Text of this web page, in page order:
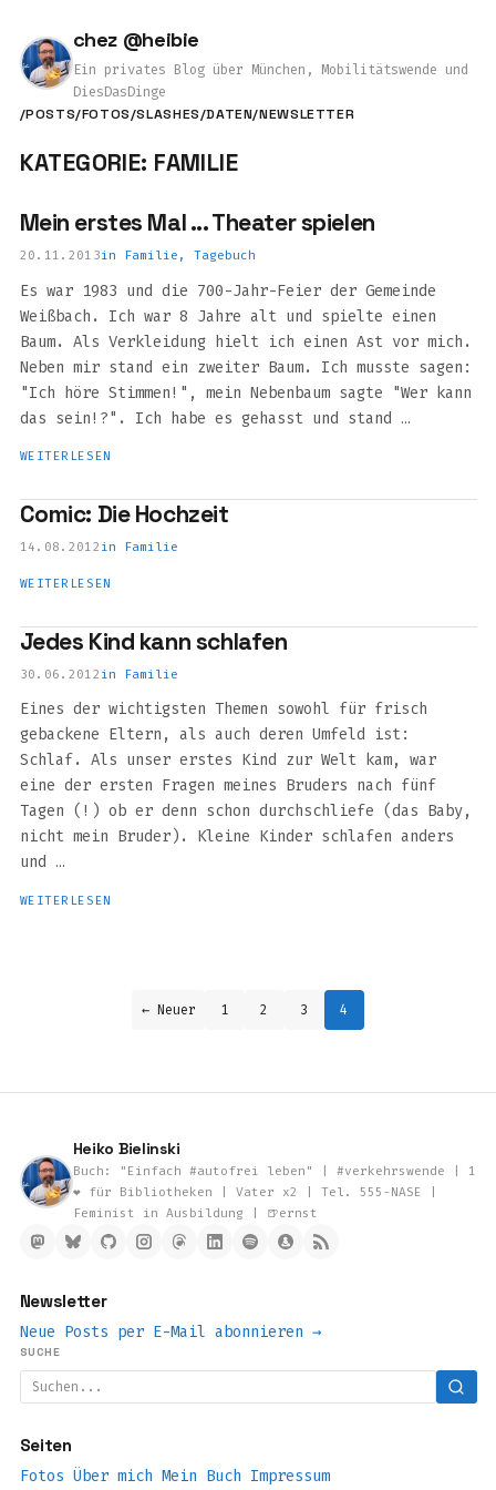
chez @heibie
Ein privates Blog über München, Mobilitätswende und
DiesDasDinge
/POSTS/FOTOS/SLASHES/DATEN/NEWSLETTER
KATEGORIE: FAMILIE
Mein erstes Mal ... Theater spielen
20.11.2013in Familie , Tagebuch
Es war 1983 und die 700-Jahr-Feier der Gemeinde
Weißbach. Ich war 8 Jahre alt und spielte einen
Baum. Als Verkleidung hielt ich einen Ast vor mich.
Neben mir stand ein zweiter Baum. Ich musste sagen:
"Ich höre Stimmen!", mein Nebenbaum sagte "Wer kann
das sein!?". Ich habe es gehasst und stand …
WEITERLESEN
Comic: Die Hochzeit
14.08.2012 in Familie
WEITERLESEN
Jedes Kind kann schlafen
30.06.2012 in Familie
Eines der wichtigsten Themen sowohl für frisch
gebackene Eltern, als auch deren Umfeld ist:
Schlaf. Als unser erstes Kind zur Welt kam, war
eine der ersten Fragen meines Bruders nach fünf
Tagen (!) ob er denn schon durchschliefe (das Baby,
nicht mein Bruder). Kleine Kinder schlafen anders
und …
WEITERLESEN
← Neuer 1 2 3 4
Heiko Bielinski
Buch: "Einfach #autofrei leben" | #verkehrswende | 1
❤️ für Bibliotheken | Vater x2 | Tel. 555-NASE |
Feminist in Ausbildung | 🍺ernst
Newsletter
Neue Posts per E-Mail abonnieren →
SUCHE
Seiten
Fotos Über mich Mein Buch Impressum